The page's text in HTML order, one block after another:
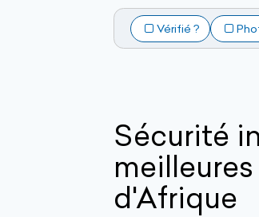
Vérifié ?
Sécurité
d'Afrique